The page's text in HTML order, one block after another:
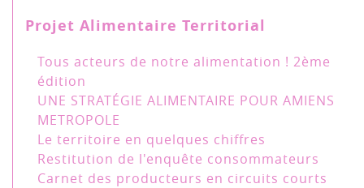
Projet Alimentaire Territorial
Tous acteurs de notre alimentation ! 2ème
édition
UNE STRATÉGIE ALIMENTAIRE POUR AMIENS
METROPOLE
Le territoire en quelques chiffres
Restitution de l'enquête consommateurs
Carnet des producteurs en circuits courts